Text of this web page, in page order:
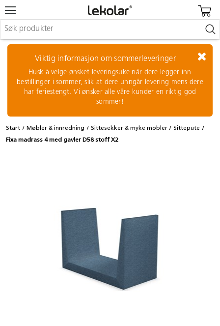
Lekeplassutstyr & utemiljø
Kunst & håndverk
Leker & sykler
Pedagogisk materiell
Barnevogner & småbarnsutstyr
Logge inn / registrere meg
Viktig informasjon om sommerleveringer
Husk å velge ønsket leveringsuke når dere legger inn
bestillinger i sommer, slik at dere unngår levering mens dere
har feriestengt. Vi ønsker alle våre kunder en riktig god
sommer!
Start Møbler & innredning Sittesekker & myke møbler
Sittepute
Fixa madrass 4 med gavler D58 stoff X2